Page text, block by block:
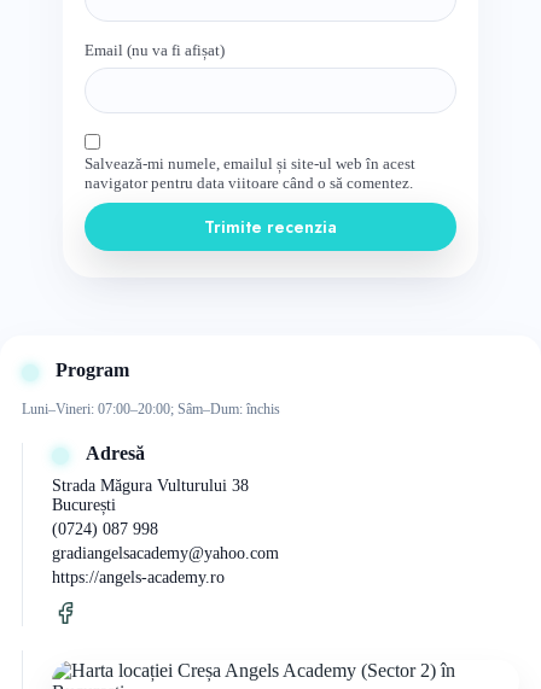
Email (nu va fi afișat)
Salvează-mi numele, emailul și site-ul web în acest
navigator pentru data viitoare când o să comentez.
Trimite recenzia
Program
Luni–Vineri: 07:00–20:00; Sâm–Dum: închis
Adresă
Strada Măgura Vulturului 38
București
(0724) 087 998
gradiangelsacademy@yahoo.com
https://angels-academy.ro